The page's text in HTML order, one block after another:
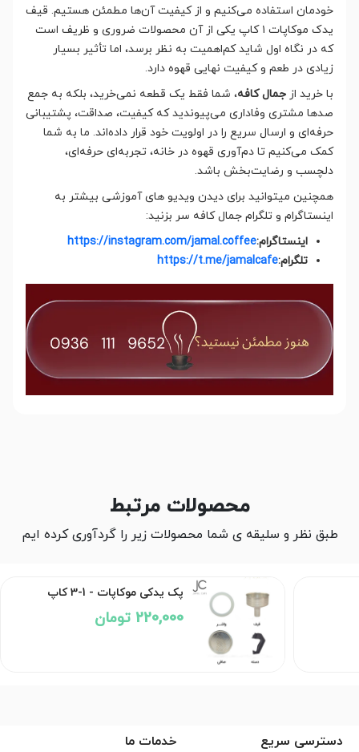
خودمان استفاده می‌کنیم و از کیفیت آن‌ها مطمئن هستیم. قیف
یدک موکاپات ۱ کاپ یکی از آن محصولات ضروری و ظریف است
که در نگاه اول شاید کم‌اهمیت به نظر برسد، اما تأثیر بسیار
زیادی در طعم و کیفیت نهایی قهوه دارد.
با خرید از جمال کافه، شما فقط یک قطعه نمی‌خرید، بلکه به جمع
صدها مشتری وفاداری می‌پیوندید که کیفیت، صداقت، پشتیبانی
حرفه‌ای و ارسال سریع را در اولویت خود قرار داده‌اند. ما به شما
کمک می‌کنیم تا دم‌آوری قهوه در خانه، تجربه‌ای حرفه‌ای،
دلچسب و رضایت‌بخش باشد.
همچنین میتوانید برای دیدن ویدیو های آموزشی بیشتر به
اینستاگرام و تلگرام جمال کافه سر بزنید:
اینستاگرام:https://instagram.com/jamal.coffee
تلگرام:https://t.me/jamalcafe
محصولات مرتبط
طبق نظر و سلیقه ی شما محصولات زیر را گردآوری کرده ایم
پک یدکی موکاپات - 1-3 کاپ
220,000 تومان
دسترسی سریع خدمات ما